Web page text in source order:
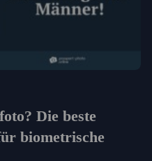
Die beste
biometrische